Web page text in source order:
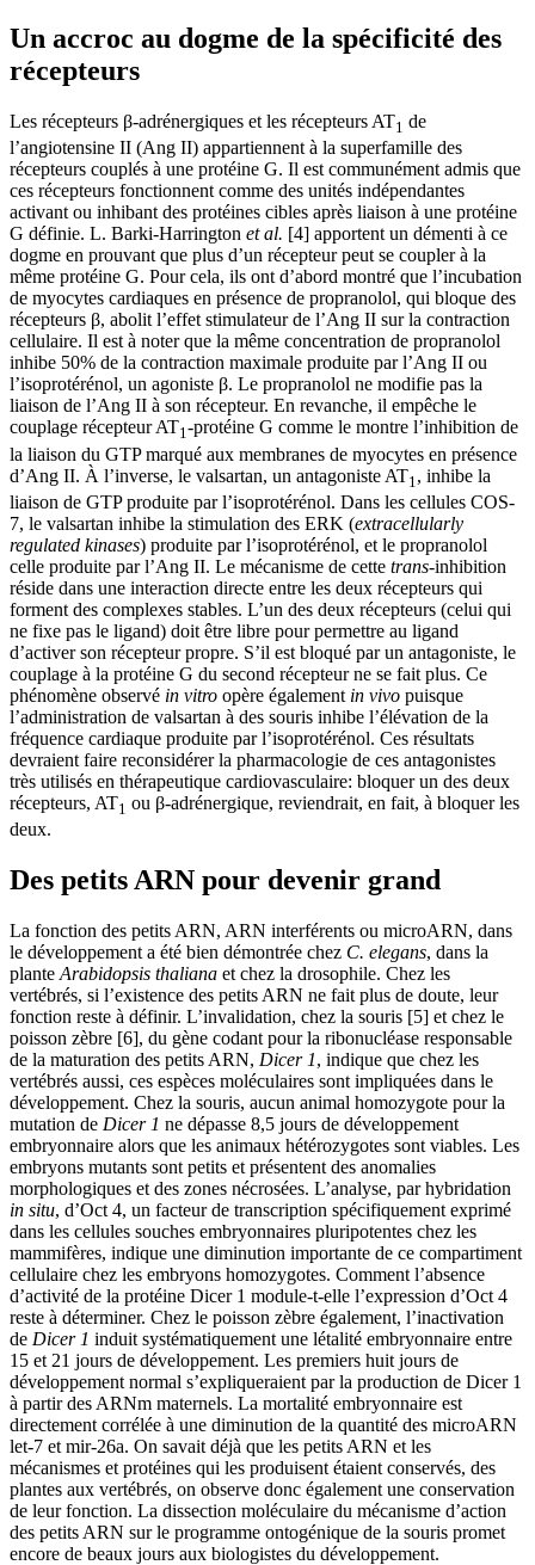
Un accroc au dogme de la spécificité des
récepteurs
Les récepteurs β-adrénergiques et les récepteurs AT1 de
l’angiotensine II (Ang II) appartiennent à la superfamille des
récepteurs couplés à une protéine G. Il est communément admis que
ces récepteurs fonctionnent comme des unités indépendantes
activant ou inhibant des protéines cibles après liaison à une protéine
G définie. L. Barki-Harrington et al. [4] apportent un démenti à ce
dogme en prouvant que plus d’un récepteur peut se coupler à la
même protéine G. Pour cela, ils ont d’abord montré que l’incubation
de myocytes cardiaques en présence de propranolol, qui bloque des
récepteurs β, abolit l’effet stimulateur de l’Ang II sur la contraction
cellulaire. Il est à noter que la même concentration de propranolol
inhibe 50% de la contraction maximale produite par l’Ang II ou
l’isoprotérénol, un agoniste β. Le propranolol ne modifie pas la
liaison de l’Ang II à son récepteur. En revanche, il empêche le
couplage récepteur AT1-protéine G comme le montre l’inhibition de
la liaison du GTP marqué aux membranes de myocytes en présence
d’Ang II. À l’inverse, le valsartan, un antagoniste AT1 , inhibe la
liaison de GTP produite par l’isoprotérénol. Dans les cellules COS-
7, le valsartan inhibe la stimulation des ERK (extracellularly
regulated kinases) produite par l’isoprotérénol, et le propranolol
celle produite par l’Ang II. Le mécanisme de cette trans-inhibition
réside dans une interaction directe entre les deux récepteurs qui
forment des complexes stables. L’un des deux récepteurs (celui qui
ne fixe pas le ligand) doit être libre pour permettre au ligand
d’activer son récepteur propre. S’il est bloqué par un antagoniste, le
couplage à la protéine G du second récepteur ne se fait plus. Ce
phénomène observé in vitro opère également in vivo puisque
l’administration de valsartan à des souris inhibe l’élévation de la
fréquence cardiaque produite par l’isoprotérénol. Ces résultats
devraient faire reconsidérer la pharmacologie de ces antagonistes
très utilisés en thérapeutique cardiovasculaire: bloquer un des deux
récepteurs, AT1 ou β-adrénergique, reviendrait, en fait, à bloquer les
deux.
Des petits ARN pour devenir grand
La fonction des petits ARN, ARN interférents ou microARN, dans
le développement a été bien démontrée chez C. elegans, dans la
plante Arabidopsis thaliana et chez la drosophile. Chez les
vertébrés, si l’existence des petits ARN ne fait plus de doute, leur
fonction reste à définir. L’invalidation, chez la souris [5] et chez le
poisson zèbre [6], du gène codant pour la ribonucléase responsable
de la maturation des petits ARN, Dicer 1, indique que chez les
vertébrés aussi, ces espèces moléculaires sont impliquées dans le
développement. Chez la souris, aucun animal homozygote pour la
mutation de Dicer 1 ne dépasse 8,5 jours de développement
embryonnaire alors que les animaux hétérozygotes sont viables. Les
embryons mutants sont petits et présentent des anomalies
morphologiques et des zones nécrosées. L’analyse, par hybridation
in situ, d’Oct 4, un facteur de transcription spécifiquement exprimé
dans les cellules souches embryonnaires pluripotentes chez les
mammifères, indique une diminution importante de ce compartiment
cellulaire chez les embryons homozygotes. Comment l’absence
d’activité de la protéine Dicer 1 module-t-elle l’expression d’Oct 4
reste à déterminer. Chez le poisson zèbre également, l’inactivation
de Dicer 1 induit systématiquement une létalité embryonnaire entre
15 et 21 jours de développement. Les premiers huit jours de
développement normal s’expliqueraient par la production de Dicer 1
à partir des ARNm maternels. La mortalité embryonnaire est
directement corrélée à une diminution de la quantité des microARN
let-7 et mir-26a. On savait déjà que les petits ARN et les
mécanismes et protéines qui les produisent étaient conservés, des
plantes aux vertébrés, on observe donc également une conservation
de leur fonction. La dissection moléculaire du mécanisme d’action
des petits ARN sur le programme ontogénique de la souris promet
encore de beaux jours aux biologistes du développement.